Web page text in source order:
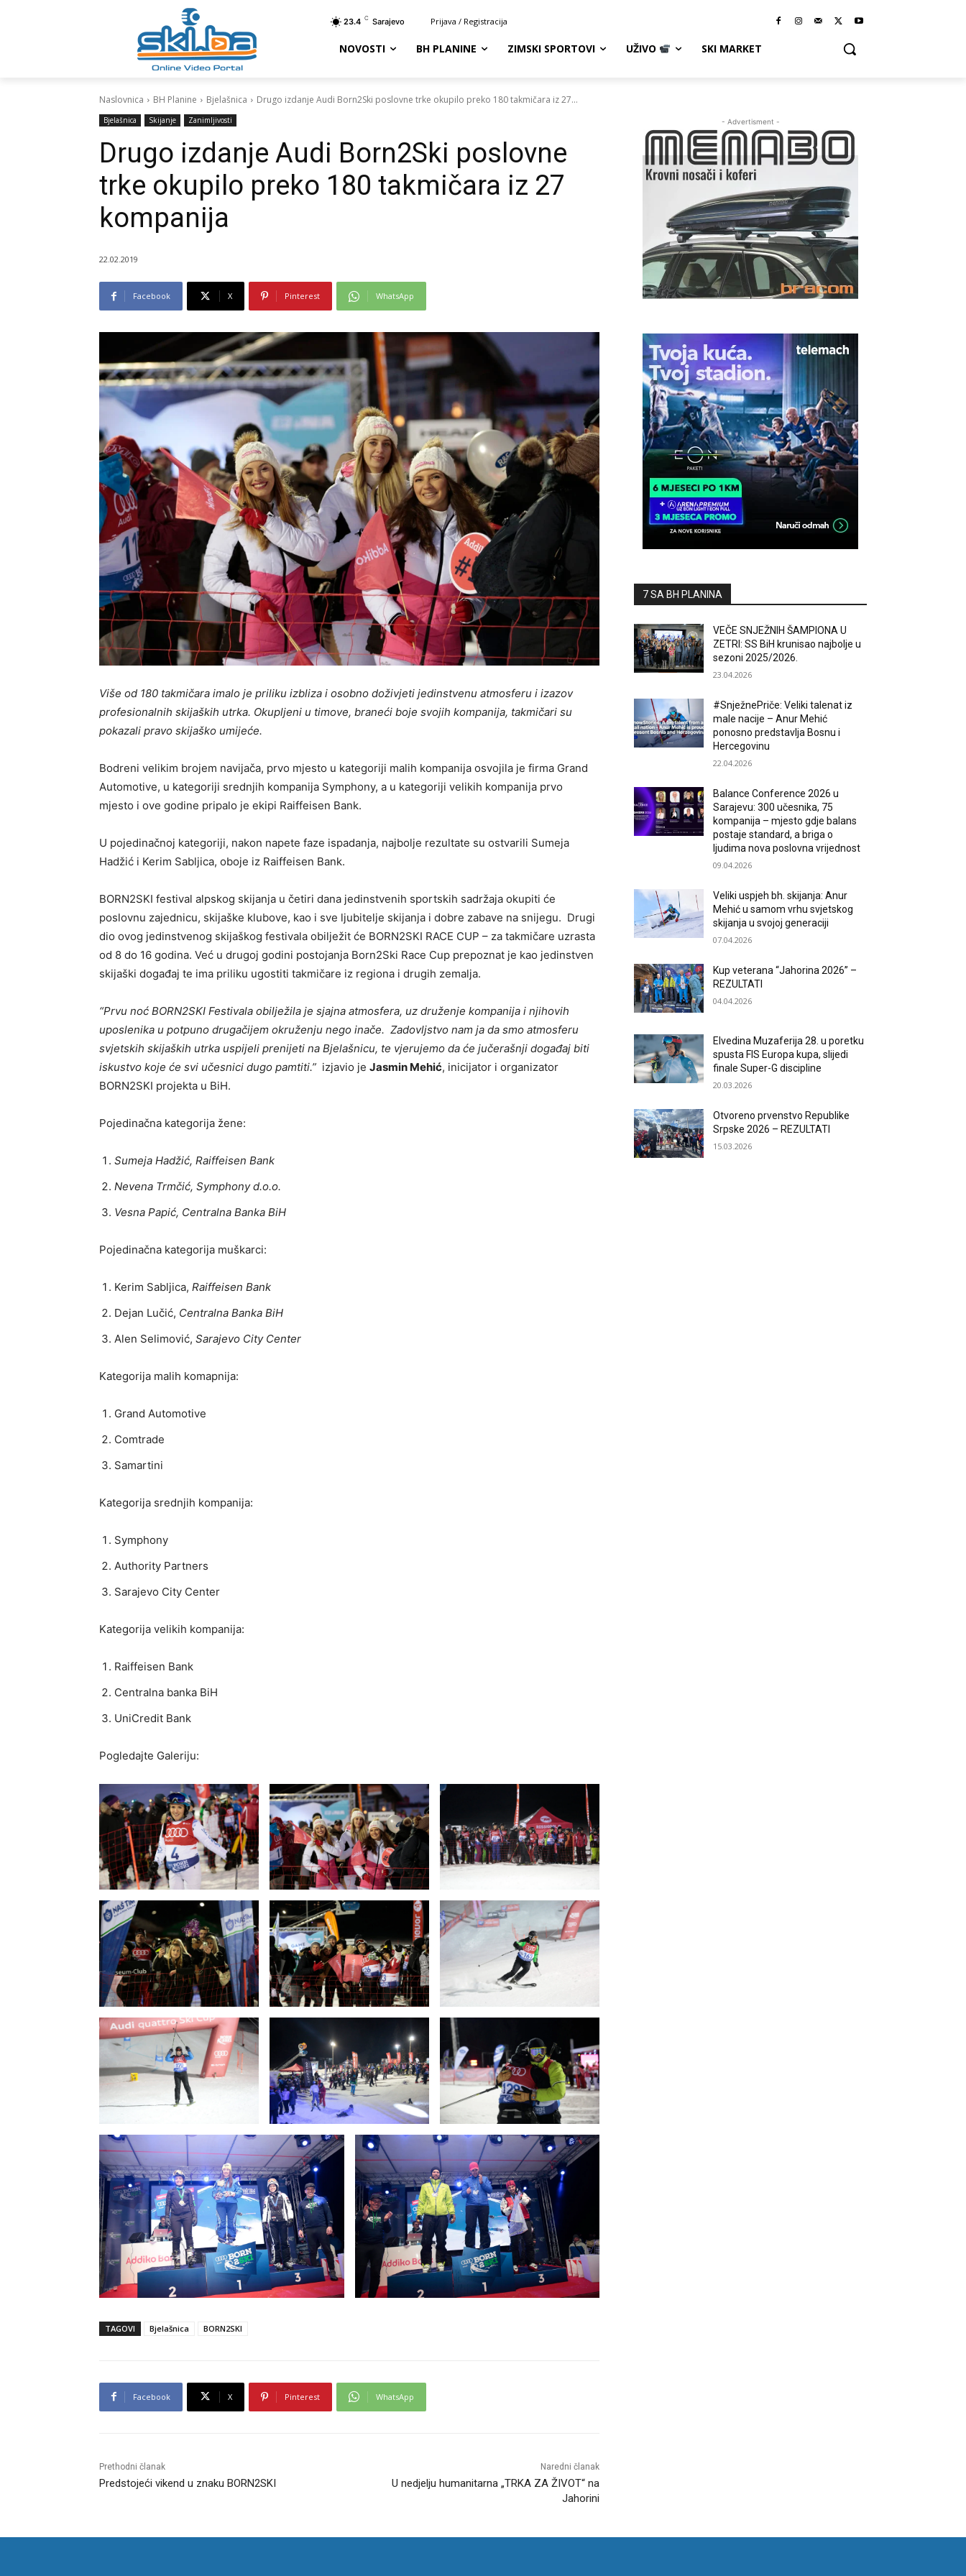
23.4 C Sarajevo Prijava / Registracija
NOVOSTI BH PLANINE ZIMSKI SPORTOVI UŽIVO SKI MARKET
Naslovnica BH Planine Bjelašnica Drugo izdanje Audi Born2Ski poslovne trke okupilo preko 180 takmičara iz 27...
Bjelašnica Skijanje Zanimljivosti
Drugo izdanje Audi Born2Ski poslovne
trke okupilo preko 180 takmičara iz 27
kompanija
22.02.2019
Facebook X Pinterest WhatsApp
Više od 180 takmičara imalo je priliku izbliza i osobno doživjeti jedinstvenu atmosferu i izazov
profesionalnih skijaških utrka. Okupljeni u timove, braneći boje svojih kompanija, takmičari su
pokazali pravo skijaško umijeće.
Bodreni velikim brojem navijača, prvo mjesto u kategoriji malih kompanija osvojila je firma Grand
Automotive, u kategoriji srednjih kompanija Symphony, a u kategoriji velikih kompanija prvo
mjesto i ove godine pripalo je ekipi Raiffeisen Bank.
U pojedinačnoj kategoriji, nakon napete faze ispadanja, najbolje rezultate su ostvarili Sumeja
Hadžić i Kerim Sabljica, oboje iz Raiffeisen Bank.
BORN2SKI festival alpskog skijanja u četiri dana jedinstvenih sportskih sadržaja okupiti će
poslovnu zajednicu, skijaške klubove, kao i sve ljubitelje skijanja i dobre zabave na snijegu. Drugi
dio ovog jedinstvenog skijaškog festivala obilježit će BORN2SKI RACE CUP – za takmičare uzrasta
od 8 do 16 godina. Već u drugoj godini postojanja Born2Ski Race Cup prepoznat je kao jedinstven
skijaški događaj te ima priliku ugostiti takmičare iz regiona i drugih zemalja.
“Prvu noć BORN2SKI Festivala obilježila je sjajna atmosfera, uz druženje kompanija i njihovih
uposlenika u potpuno drugačijem okruženju nego inače. Zadovljstvo nam ja da smo atmosferu
svjetskih skijaških utrka uspijeli prenijeti na Bjelašnicu, te vjerujemo da će jučerašnji događaj biti
iskustvo koje će svi učesnici dugo pamtiti.” izjavio je Jasmin Mehić, inicijator i organizator
BORN2SKI projekta u BiH.
Pojedinačna kategorija žene:
Sumeja Hadžić, Raiffeisen Bank
Nevena Trmčić, Symphony d.o.o.
Vesna Papić, Centralna Banka BiH
Pojedinačna kategorija muškarci:
Kerim Sabljica, Raiffeisen Bank
Dejan Lučić, Centralna Banka BiH
Alen Selimović, Sarajevo City Center
Kategorija malih komapnija:
Grand Automotive
Comtrade
Samartini
Kategorija srednjih kompanija:
Symphony
Authority Partners
Sarajevo City Center
Kategorija velikih kompanija:
Raiffeisen Bank
Centralna banka BiH
UniCredit Bank
Pogledajte Galeriju:
TAGOVI Bjelašnica BORN2SKI
Facebook X Pinterest WhatsApp
Prethodni članak
Predstojeći vikend u znaku BORN2SKI
Naredni članak
U nedjelju humanitarna „TRKA ZA ŽIVOT“ na
Jahorini
- Advertisment -
7 SA BH PLANINA
VEČE SNJEŽNIH ŠAMPIONA U
ZETRI: SS BiH krunisao najbolje u
sezoni 2025/2026.
23.04.2026
#SnježnePriče: Veliki talenat iz
male nacije – Anur Mehić
ponosno predstavlja Bosnu i
Hercegovinu
22.04.2026
Balance Conference 2026 u
Sarajevu: 300 učesnika, 75
kompanija – mjesto gdje balans
postaje standard, a briga o
ljudima nova poslovna vrijednost
09.04.2026
Veliki uspjeh bh. skijanja: Anur
Mehić u samom vrhu svjetskog
skijanja u svojoj generaciji
07.04.2026
Kup veterana “Jahorina 2026” –
REZULTATI
04.04.2026
Elvedina Muzaferija 28. u poretku
spusta FIS Europa kupa, slijedi
finale Super-G discipline
20.03.2026
Otvoreno prvenstvo Republike
Srpske 2026 – REZULTATI
15.03.2026